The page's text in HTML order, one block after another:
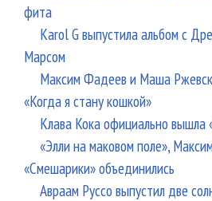
фита
Karol G выпустила альбом с
Марсом
Максим Фадеев и Маша
«Когда я стану кошкой»
Клава Кока официально вышла
«Элли на маковом поле»,
«Смешарики» объединились
Авраам Руссо выпустил две